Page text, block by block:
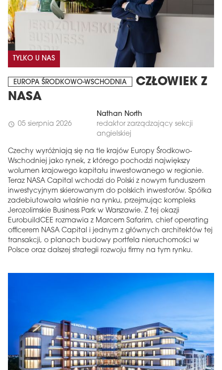
TYLKO U NAS
EUROPA ŚRODKOWO-WSCHODNIA
CZŁOWIEK Z
NASA
schedule 05 sierpnia 2026
Nathan North
redaktor zarządzający sekcji
angielskiej
Czechy wyróżniają się na tle krajów Europy Środkowo-
Wschodniej jako rynek, z którego pochodzi największy
wolumen krajowego kapitału inwestowanego w regionie.
Teraz NASA Capital wchodzi do Polski z nowym funduszem
inwestycyjnym skierowanym do polskich inwestorów. Spółka
zadebiutowała właśnie na rynku, przejmując kompleks
Jerozolimskie Business Park w Warszawie. Z tej okazji
EurobuildCEE rozmawia z Marcem Safarim, chief operating
officerem NASA Capital i jednym z głównych architektów tej
transakcji, o planach budowy portfela nieruchomości w
Polsce oraz dalszej strategii rozwoju firmy na tym rynku.